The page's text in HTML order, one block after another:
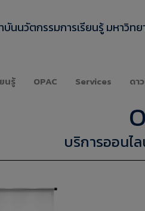
นนวัตกรรมการเรียนรู้ มหาวิทย
นรู้ OPAC Services ดา
บริการออนไ